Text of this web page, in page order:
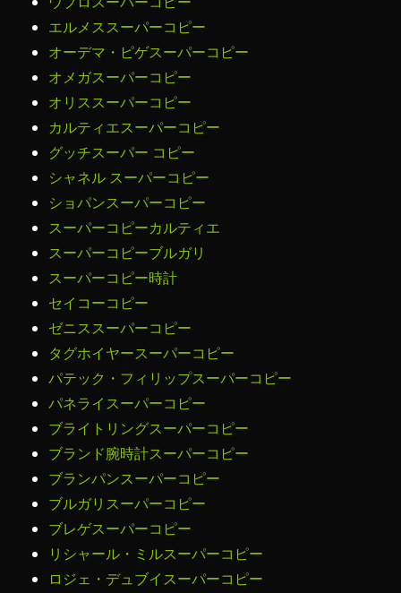
エルメススーパーコピー
オーデマ・ピゲスーパーコピー
オメガスーパーコピー
オリススーパーコピー
カルティエスーパーコピー
グッチスーパー コピー
シャネル スーパーコピー
ショパンスーパーコピー
スーパーコピーカルティエ
スーパーコピーブルガリ
スーパーコピー時計
セイコーコピー
ゼニススーパーコピー
タグホイヤースーパーコピー
パテック・フィリップスーパーコピー
パネライスーパーコピー
ブライトリングスーパーコピー
ブランド腕時計スーパーコピー
ブランパンスーパーコピー
ブルガリスーパーコピー
ブレゲスーパーコピー
リシャール・ミルスーパーコピー
ロジェ・デュブイスーパーコピー